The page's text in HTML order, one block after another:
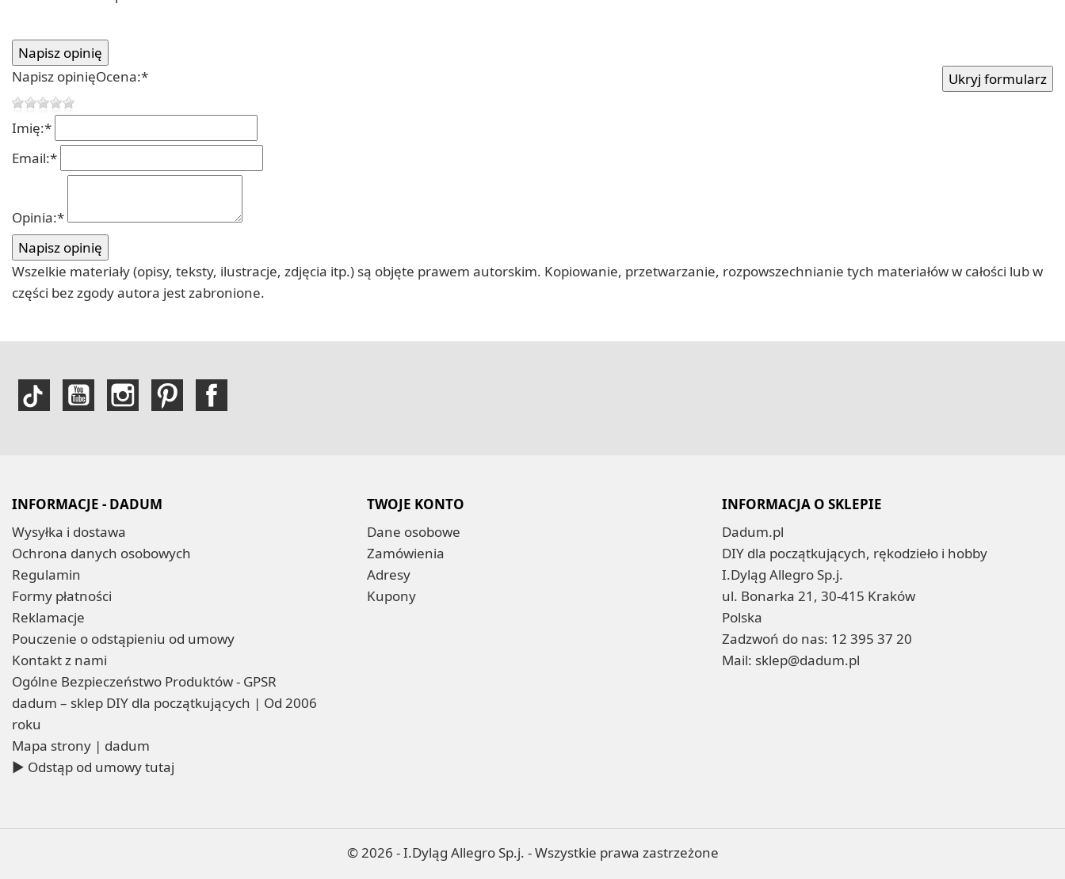
Napisz opinięOcena:*
Imię:*
Email:*
Opinia:*
Wszelkie materiały (opisy, teksty, ilustracje, zdjęcia itp.) są objęte prawem autorskim. Kopiowanie, przetwarzanie, rozpowszechnianie tych materiałów w całości lub w
części bez zgody autora jest zabronione.
INFORMACJE - DADUM
Wysyłka i dostawa
Ochrona danych osobowych
Regulamin
Formy płatności
Reklamacje
Pouczenie o odstąpieniu od umowy
Kontakt z nami
Ogólne Bezpieczeństwo Produktów - GPSR
dadum – sklep DIY dla początkujących | Od 2006
roku
Mapa strony | dadum
▶ Odstąp od umowy tutaj
TWOJE KONTO
Dane osobowe
Zamówienia
Adresy
Kupony
INFORMACJA O SKLEPIE
Dadum.pl
DIY dla początkujących, rękodzieło i hobby
I.Dyląg Allegro Sp.j.
ul. Bonarka 21, 30-415 Kraków
Polska
Zadzwoń do nas: 12 395 37 20
Mail: sklep@dadum.pl
© 2026 - I.Dyląg Allegro Sp.j. - Wszystkie prawa zastrzeżone